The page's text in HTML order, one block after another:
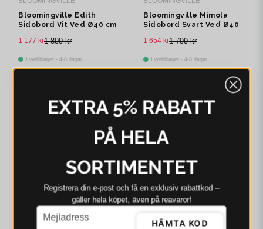
Bloomingville Edith
Sidobord Vit Ved Ø40 cm
1 899 kr
1 177 kr
I webblager - 4-8 dagar
Bloomingville Mimola
Sidobord Svart Ved Ø40
1 799 kr
1 654 kr
I webblager - 4-8 dagar
BLOOMINGVILLE
Bloomingville Tasha
BLOOMINGVILLE
Bloomingville Isola
-24%
EXTRA 5% RABATT
PÅ HELA
SORTIMENTET
Registrera din e‑post och få en exklusiv rabattkod –
gäller hela köpet, även på reavaror!
email
Mejladress
HÄMTA KOD